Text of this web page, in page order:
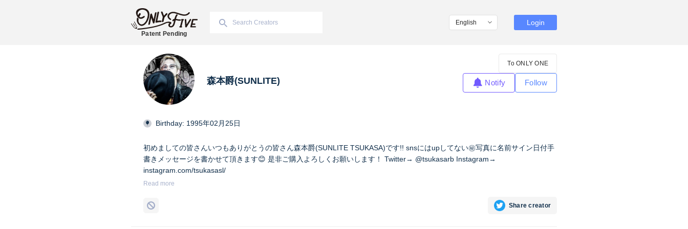
Patent Pending
Login
森本爵(SUNLITE)
To ONLY ONE
Notify Follow
Birthday: 1995年02月25日
初めましての皆さんいつもありがとうの皆さん森本爵(SUNLITE TSUKASA)です!! snsにはupしてない㊙︎写真に名前サイン日付手
書きメッセージを書かせて頂きます😊 是非ご購入よろしくお願いします！ Twitter→ @tsukasarb Instagram→
instagram.com/tsukasasl/
Read more
Share creator